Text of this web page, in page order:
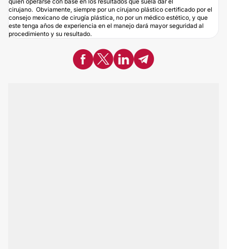
cirujano. Obviamente, siempre por un cirujano plástico certificado por el
consejo mexicano de cirugía plástica, no por un médico estético, y que
este tenga años de experiencia en el manejo dará mayor seguridad al
procedimiento y su resultado.